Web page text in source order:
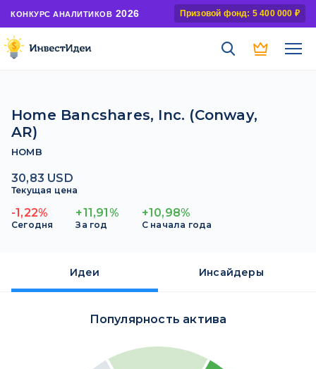
КОНКУРС АНАЛИТИКОВ 2026 Призовой фонд: 5 400 000 ₽
Home Bancshares, Inc. (Conway,
AR)
HOMB
30,83 USD
Текущая цена
-1,22%
Сегодня
+11,91%
За год
+10,98%
С начала года
Идеи Инсайдеры
Популярность актива